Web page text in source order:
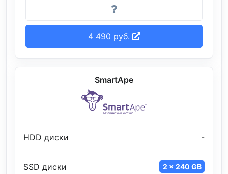
4 490 руб.
SmartApe
HDD диски -
SSD диски 2 x 240 GB